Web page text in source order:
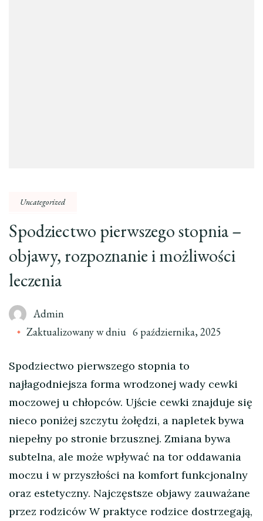
Uncategorized
Spodziectwo pierwszego stopnia –
objawy, rozpoznanie i możliwości
leczenia
Admin
Zaktualizowany w dniu 6 października, 2025
Spodziectwo pierwszego stopnia to
najłagodniejsza forma wrodzonej wady cewki
moczowej u chłopców. Ujście cewki znajduje się
nieco poniżej szczytu żołędzi, a napletek bywa
niepełny po stronie brzusznej. Zmiana bywa
subtelna, ale może wpływać na tor oddawania
moczu i w przyszłości na komfort funkcjonalny
oraz estetyczny. Najczęstsze objawy zauważane
przez rodziców W praktyce rodzice dostrzegają,